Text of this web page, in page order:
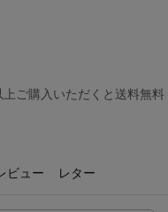
ご購入いただくと送料無料
ビュー レター